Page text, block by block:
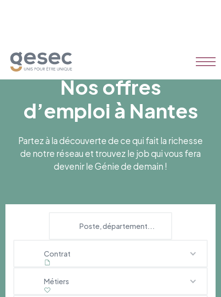
Nos offres
d’emploi à Nantes
Partez à la découverte de ce qui fait la richesse
de notre réseau et trouvez le job qui vous fera
devenir le Génie de demain !
Contrat
Métiers